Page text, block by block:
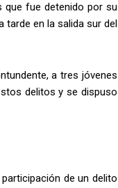
que fue detenido por su
tarde en la salida sur del
a tres jóvenes
delitos y se dispuso
de un delito